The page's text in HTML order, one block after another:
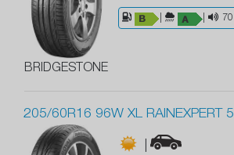
BRIDGESTONE
70
205/60R16 96W XL RAINEXPERT 5
|